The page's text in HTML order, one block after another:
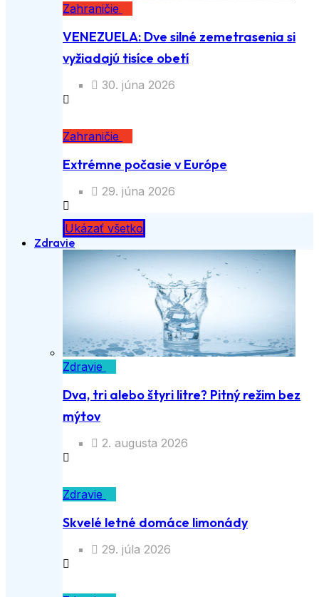
Zahraničie
VENEZUELA: Dve silné zemetrasenia si
vyžiadajú tisíce obetí
30. júna 2026
Zahraničie
Extrémne počasie v Európe
29. júna 2026
Ukázať všetko
Zdravie
Zdravie
Dva, tri alebo štyri litre? Pitný režim bez
mýtov
2. augusta 2026
Zdravie
Skvelé letné domáce limonády
29. júla 2026